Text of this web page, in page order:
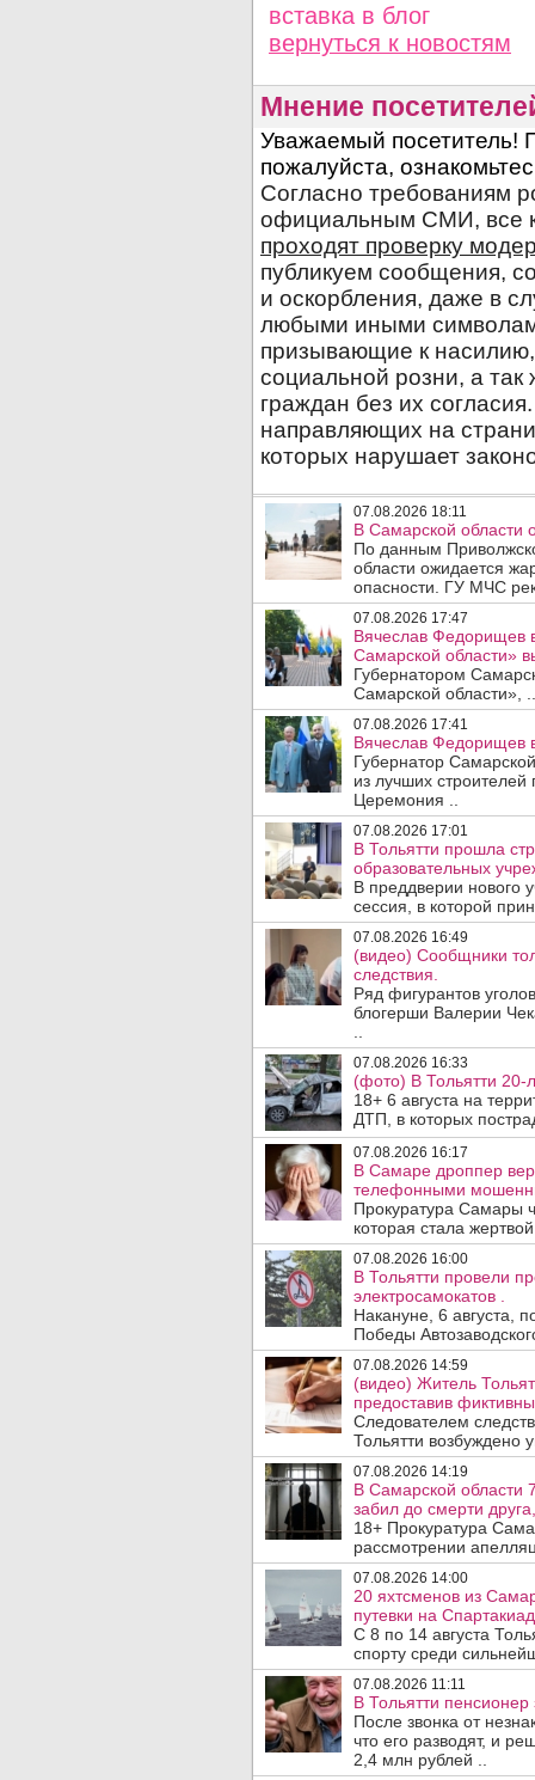
вставка в блог
вернуться к новостям
Мнение
07.08.2026 18:11
В Самарской области
По данным
области ожидается
опасности. ГУ МЧС
07.08.2026 17:47
Вячеслав Федорищев
Самарской области»
Губернатором
Самарской области», ..
07.08.2026 17:41
Вячеслав Федорищев
Губернатор
из лучших
Церемония ..
07.08.2026 17:01
В Тольятти прошла
образовательных
В преддверии нового
сессия, в которой
07.08.2026 16:49
(видео) Сообщники
следствия.
Ряд фигурантов
блогерши Валерии
07.08.2026 16:33
(фото) В Тольятти 20-
18+ 6 августа на
ДТП, в которых
07.08.2026 16:17
В Самаре дроппер
телефонными
Прокуратура Самары
которая стала
07.08.2026 16:00
В Тольятти провели
электросамокатов .
Накануне, 6 августа,
Победы
07.08.2026 14:59
(видео) Житель
предоставив
Следователем
Тольятти возбуждено
07.08.2026 14:19
В Самарской области
забил до смерти
18+ Прокуратура
рассмотрении
07.08.2026 14:00
20 яхтсменов из
путевки на
С 8 по 14 августа
спорту среди
07.08.2026 11:11
В Тольятти
После звонка от
что его разводят, и
2,4 млн рублей ..